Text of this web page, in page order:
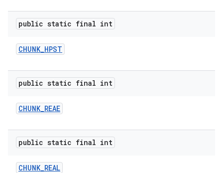
public static final int
CHUNK_HPST
public static final int
CHUNK_REAE
public static final int
CHUNK_REAL